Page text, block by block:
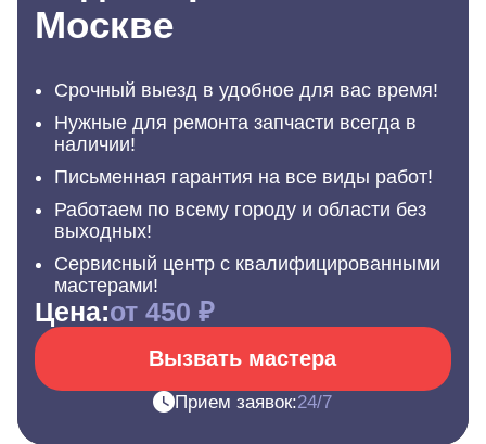
Москве
Срочный выезд в удобное для вас время!
Нужные для ремонта запчасти всегда в
наличии!
Письменная гарантия на все виды работ!
Работаем по всему городу и области без
выходных!
Сервисный центр с квалифицированными
мастерами!
Цена:от 450 ₽
Вызвать мастера
Прием заявок:24/7